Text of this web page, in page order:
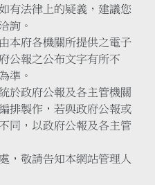
有法律上的疑義，建議您
詢。
本府各機關所提供之電子
公報之公布文字有所不
準。
於政府公報及各主管機關
排製作，若與政府公報或
同，以政府公報及各主管
，敬請告知本網站管理人